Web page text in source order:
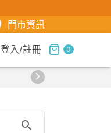
門市資訊
登入 /註冊 0